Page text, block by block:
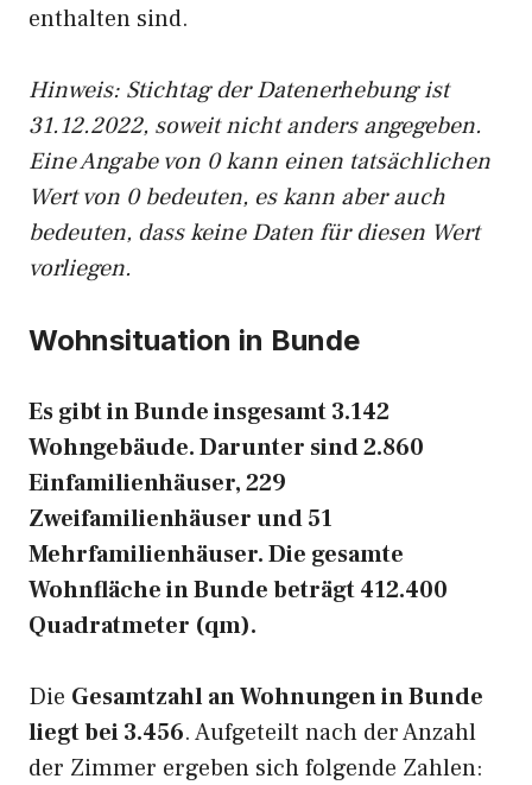
enthalten sind.
Hinweis: Stichtag der Datenerhebung ist
31.12.2022, soweit nicht anders angegeben.
Eine Angabe von 0 kann einen tatsächlichen
Wert von 0 bedeuten, es kann aber auch
bedeuten, dass keine Daten für diesen Wert
vorliegen.
Wohnsituation in Bunde
Es gibt in Bunde insgesamt 3.142
Wohngebäude. Darunter sind 2.860
Einfamilienhäuser, 229
Zweifamilienhäuser und 51
Mehrfamilienhäuser. Die gesamte
Wohnfläche in Bunde beträgt 412.400
Quadratmeter (qm).
Die Gesamtzahl an Wohnungen in Bunde
liegt bei 3.456. Aufgeteilt nach der Anzahl
der Zimmer ergeben sich folgende Zahlen: